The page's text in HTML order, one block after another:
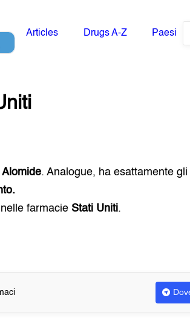
Articles Drugs A-Z Paesi
Alomide. Analogue, ha esattamente gli
farmacie Stati Uniti.